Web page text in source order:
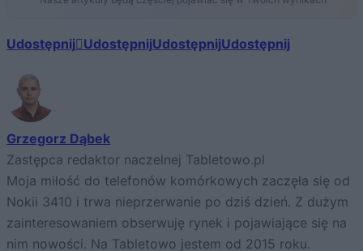
Udostępnij UdostępnijUdostępnijUdostępnij
Grzegorz Dąbek
Zastępca redaktor naczelnej Tabletowo.pl
Moja miłość do telefonów komórkowych zaczęła się od
Nokii 3410 i trwa nieprzerwanie po dziś dzień. Z dużym
zainteresowaniem obserwuję rynek i pojawiające się na
nim nowości. Na Tabletowo jestem od 2015 roku.